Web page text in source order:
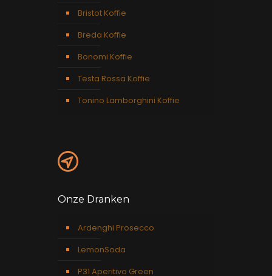
Bristot Koffie
Breda Koffie
Bonomi Koffie
Testa Rossa Koffie
Tonino Lamborghini Koffie
Onze Dranken
Ardenghi Prosecco
LemonSoda
P31 Aperitivo Green